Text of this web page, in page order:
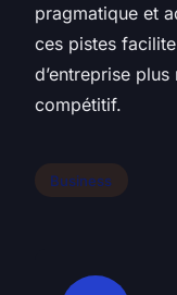
pragmatique et
ces pistes
d’entreprise
compétitif.
Business